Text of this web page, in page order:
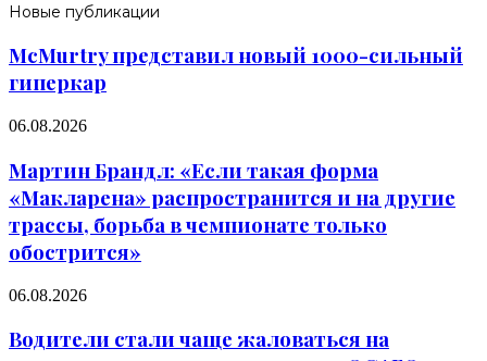
Новые публикации
McMurtry представил новый 1000-сильный
гиперкар
06.08.2026
Мартин Брандл: «Если такая форма
«Макларена» распространится и на другие
трассы, борьба в чемпионате только
обострится»
06.08.2026
Водители стали чаще жаловаться на